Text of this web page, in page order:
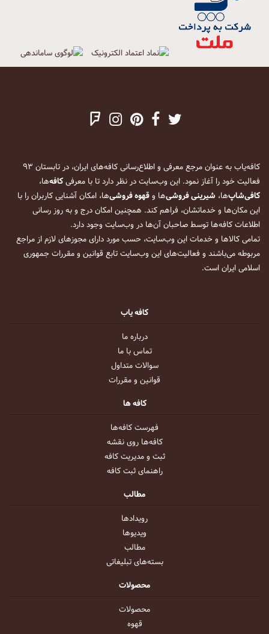
کافه‌یاب به عنوان مرجع معرفی و اطلاع‌رسانی کافه‌های ایران، در تابستان ۹۳
فعالیت خود را آغاز نمود. این وب‌سایت در نظر دارد تا با معرفیکافه‌ها،
کافی‌شاپ‌ها، شیرینی فروشی‌ها وقهوه فروشی‌ها، امکان آشنایی کاربران را با
این مکان‌ها و خدماتشان، فراهم کند. همچنین امکان درج و به روز رسانی
اطلاعات کافه‌ها توسط صاحبان آن‌ها در وب‌سایت وجود دارد.
تمامی کالاها و خدمات این وب‌سایت، حسب مورد دارای مجوزهای لازم از مراجع
مربوطه می‌باشند و فعالیت‌های این وب‌سایت تابع قوانین و مقررات جمهوری
اسلامی ایران است.
کافه یاب
درباره ما
تماس با ما
سوالات متداول
قوانین و مقررات
کافه ها
فهرست کافه‌ها
کافه‌ها روی نقشه
ثبت و مدیریت کافه
راهنمای ثبت کافه
مطالب
رویداد‌ها
ویدیو‌ها
مطالب
بسته‌های تبلیغاتی
محصولات
محصولات
قهوه